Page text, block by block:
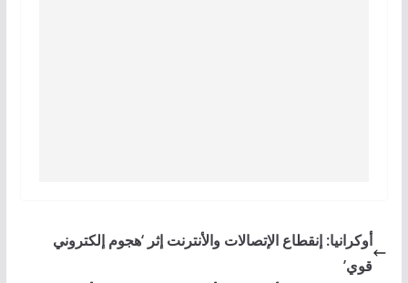
أوكرانيا: إنقطاع الإتصالات والأنترنت إثر ‘هجوم إلكتروني
قوي’